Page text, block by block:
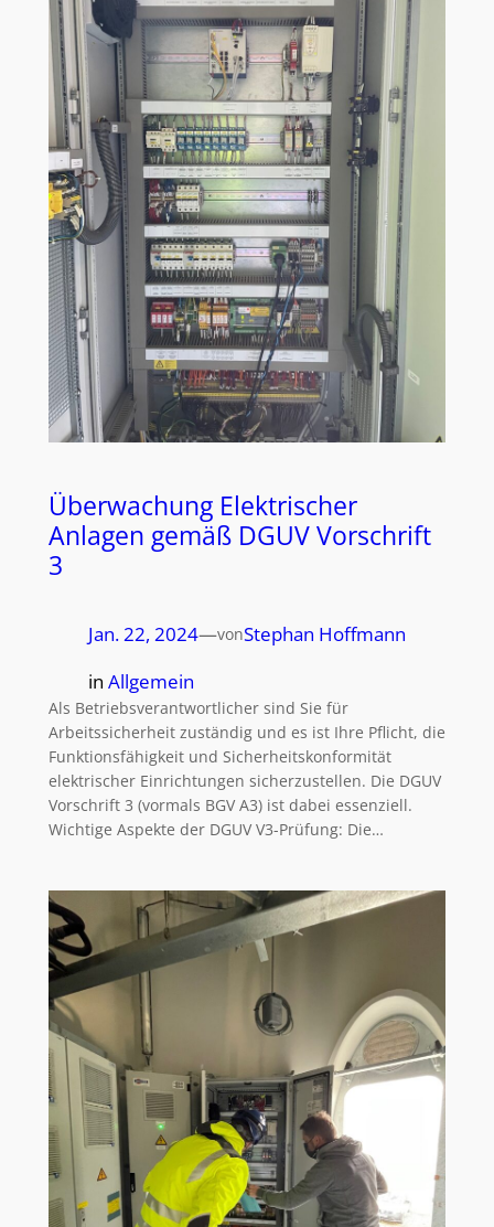
Überwachung Elektrischer
Anlagen gemäß DGUV Vorschrift
3
Jan. 22, 2024—vonStephan Hoffmann
in Allgemein
Als Betriebsverantwortlicher sind Sie für
Arbeitssicherheit zuständig und es ist Ihre Pflicht, die
Funktionsfähigkeit und Sicherheitskonformität
elektrischer Einrichtungen sicherzustellen. Die DGUV
Vorschrift 3 (vormals BGV A3) ist dabei essenziell.
Wichtige Aspekte der DGUV V3-Prüfung: Die…